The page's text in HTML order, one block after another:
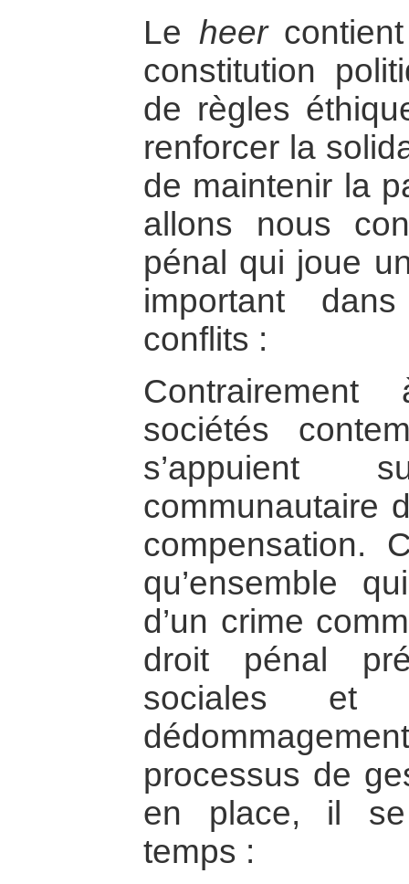
Le heer
constitution
de règles
renforcer la
de maintenir la
allons nous
pénal qui joue
important
conflits :
sociétés
s’appuient
communautaire
compensation.
qu’ensemble
d’un crime
droit pénal
sociales et
processus de
en place, il
temps :